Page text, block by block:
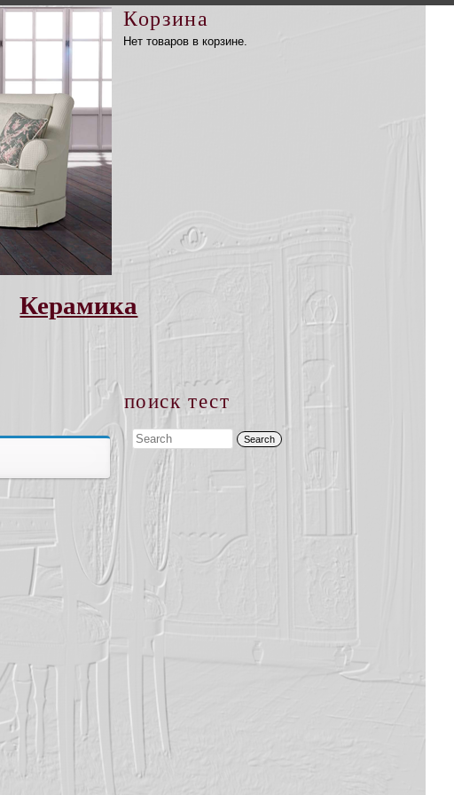
Корзина
Нет товаров в корзине.
Керамика
поиск тест